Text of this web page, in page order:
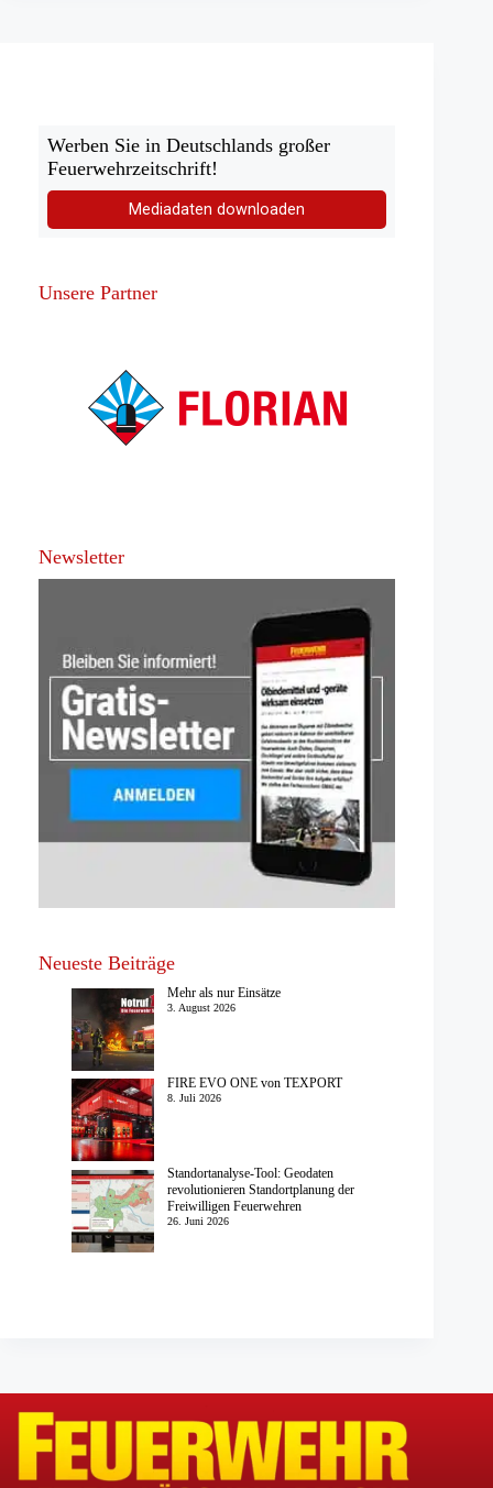
Werben Sie in Deutschlands großer
Feuerwehrzeitschrift!
Mediadaten downloaden
Unsere Partner
Newsletter
Neueste Beiträge
Mehr als nur Einsätze
3. August 2026
FIRE EVO ONE von TEXPORT
8. Juli 2026
Standortanalyse-Tool: Geodaten
revolutionieren Standortplanung der
Freiwilligen Feuerwehren
26. Juni 2026